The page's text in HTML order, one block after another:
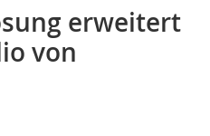
erweitert
von